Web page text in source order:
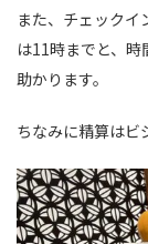
また、チェックイ
は11時までと、
助かります。
ちなみに精算はビ